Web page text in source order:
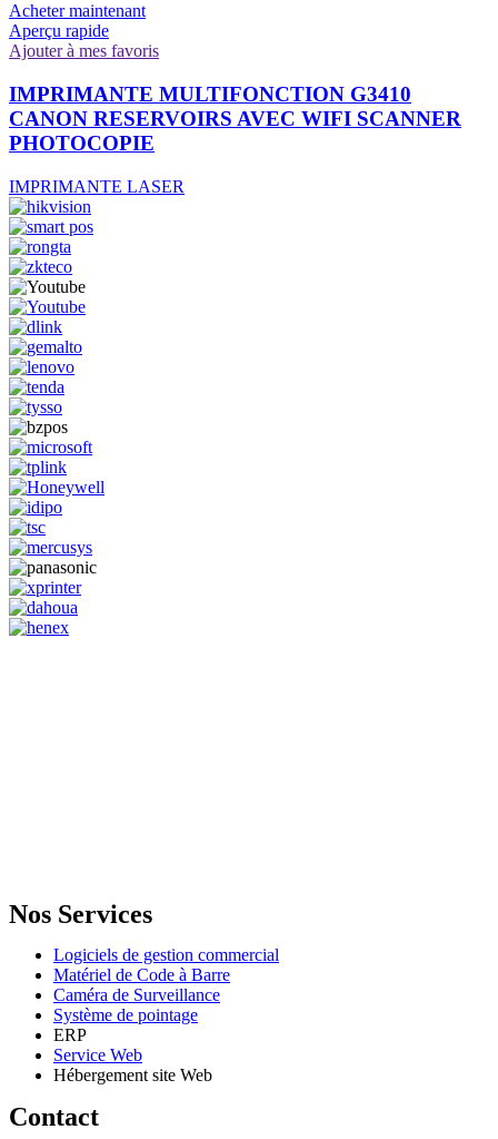
Acheter maintenant
Aperçu rapide
Ajouter à mes favoris
IMPRIMANTE MULTIFONCTION G3410
CANON RESERVOIRS AVEC WIFI SCANNER
PHOTOCOPIE
IMPRIMANTE LASER
Nos Services
Logiciels de gestion commercial
Matériel de Code à Barre
Caméra de Surveillance
Système de pointage
ERP
Service Web
Hébergement site Web
Contact